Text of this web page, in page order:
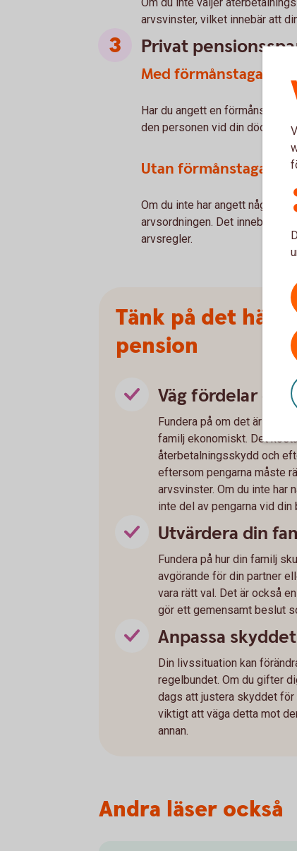
arvsvinster, vilket innebär att
Privat
Med förmånstagare
Har du angett en
den personen vid din död.
Utan förmånstagare
Om du inte har angett någon
arvsordningen. Det innebär att
arvsregler.
Tänk på det här
pension
Väg fördelar
Fundera på om det är
familj ekonomiskt. Det
återbetalningsskydd och
eftersom pengarna måste
arvsvinster. Om du inte har
inte del av pengarna vid din
Utvärdera din
Fundera på hur din familj
avgörande för din partner
vara rätt val. Det är också
gör ett gemensamt beslut
Anpassa
Din livssituation kan
regelbundet. Om du gifter
dags att justera skyddet för
viktigt att väga detta mot
annan.
Andra läser också